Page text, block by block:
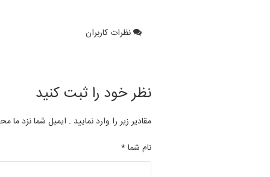
نظرات کاربران
نظر خود را ثبت کنید
مقادیر زیر را وارد نمایید . ایمیل شما نزد ما
نام شما *